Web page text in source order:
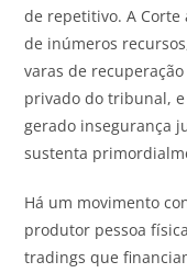
de repetitivo. A
de inúmeros
varas de
privado do tribunal,
gerado insegurança
sustenta
Há um movimento
produtor pessoa
tradings que